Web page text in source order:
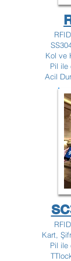
Kol ve
Pil ile
Acil
Kart,
Pil ile